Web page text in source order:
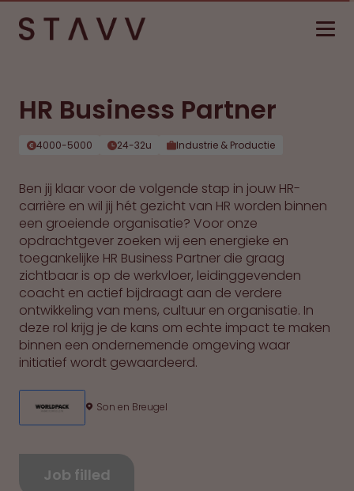
HR Business Partner
4000-5000 24-32u Industrie & Productie
Ben jij klaar voor de volgende stap in jouw HR-
carrière en wil jij hét gezicht van HR worden binnen
een groeiende organisatie? Voor onze
opdrachtgever zoeken wij een energieke en
toegankelijke HR Business Partner die graag
zichtbaar is op de werkvloer, leidinggevenden
coacht en actief bijdraagt aan de verdere
ontwikkeling van mens, cultuur en organisatie. In
deze rol krijg je de kans om echte impact te maken
binnen een ondernemende omgeving waar
initiatief wordt gewaardeerd.
Son en Breugel
Job filled